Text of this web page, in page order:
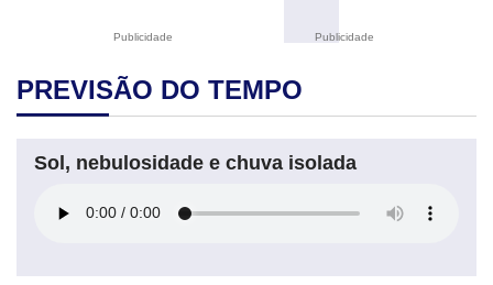
Publicidade Publicidade
PREVISÃO DO TEMPO
Sol, nebulosidade e chuva isolada